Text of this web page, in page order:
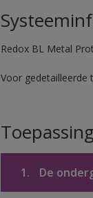
Redox BL Metal
Voor gedetailleerde
1. De